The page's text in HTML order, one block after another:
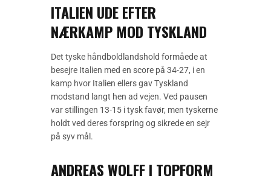
ITALIEN UDE EFTER
NÆRKAMP MOD TYSKLAND
Det tyske håndboldlandshold formåede at
besejre Italien med en score på 34-27, i en
kamp hvor Italien ellers gav Tyskland
modstand langt hen ad vejen. Ved pausen
var stillingen 13-15 i tysk favør, men tyskerne
holdt ved deres forspring og sikrede en sejr
på syv mål.
ANDREAS WOLFF I TOPFORM